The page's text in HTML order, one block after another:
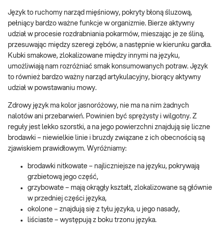
Język to ruchomy narząd mięśniowy, pokryty błoną śluzową,
pełniący bardzo ważne funkcje w organizmie. Bierze aktywny
udział w procesie rozdrabniania pokarmów, mieszając je ze śliną,
przesuwając między szeregi zębów, a następnie w kierunku gardła.
Kubki smakowe, zlokalizowane między innymi na języku,
umożliwiają nam rozróżniać smak konsumowanych potraw. Język
to również bardzo ważny narząd artykulacyjny, biorący aktywny
udział w powstawaniu mowy.
Zdrowy język ma kolor jasnoróżowy, nie ma na nim żadnych
nalotów ani przebarwień. Powinien być sprężysty i wilgotny. Z
reguły jest lekko szorstki, a na jego powierzchni znajdują się liczne
brodawki – niewielkie linie i bruzdy związane z ich obecnością są
zjawiskiem prawidłowym. Wyróżniamy:
brodawki nitkowate – najliczniejsze na języku, pokrywają
grzbietową jego część,
grzybowate – mają okrągły kształt, zlokalizowane są głównie
w przedniej części języka,
okolone – znajdują się z tyłu języka, u jego nasady,
liściaste – występują z boku trzonu języka.